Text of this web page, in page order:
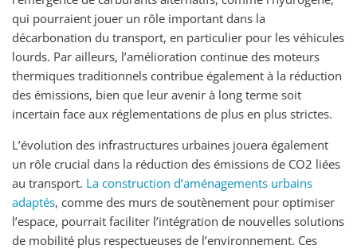
qui pourraient jouer un rôle important dans la
décarbonation du transport, en particulier pour les véhicules
lourds. Par ailleurs, l’amélioration continue des moteurs
thermiques traditionnels contribue également à la réduction
des émissions, bien que leur avenir à long terme soit
incertain face aux réglementations de plus en plus strictes.
L’évolution des infrastructures urbaines jouera également
un rôle crucial dans la réduction des émissions de CO2 liées
au transport. La construction d’aménagements urbains
adaptés, comme des murs de soutènement pour optimiser
l’espace, pourrait faciliter l’intégration de nouvelles solutions
de mobilité plus respectueuses de l’environnement. Ces